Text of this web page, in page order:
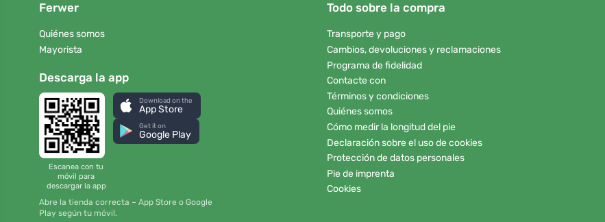
Ferwer
Quiénes somos
Mayorista
Descarga la app
Escanea con tu
móvil para
descargar la app
Download on the
App Store
Get it on
Google Play
Abre la tienda correcta – App Store o Google
Play según tu móvil.
Todo sobre la compra
Transporte y pago
Cambios, devoluciones y reclamaciones
Programa de fidelidad
Contacte con
Términos y condiciones
Quiénes somos
Cómo medir la longitud del pie
Declaración sobre el uso de cookies
Protección de datos personales
Pie de imprenta
Cookies